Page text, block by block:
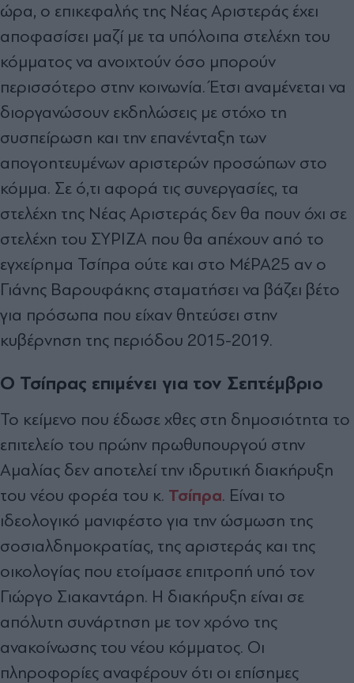
ώρα, ο επικεφαλής της Νέας Αριστεράς έχει
αποφασίσει μαζί με τα υπόλοιπα στελέχη του
κόμματος να ανοιχτούν όσο μπορούν
περισσότερο στην κοινωνία. Έτσι αναμένεται να
διοργανώσουν εκδηλώσεις με στόχο τη
συσπείρωση και την επανένταξη των
απογοητευμένων αριστερών προσώπων στο
κόμμα. Σε ό,τι αφορά τις συνεργασίες, τα
στελέχη της Νέας Αριστεράς δεν θα πουν όχι σε
στελέχη του ΣΥΡΙΖΑ που θα απέχουν από το
εγχείρημα Τσίπρα ούτε και στο ΜέΡΑ25 αν ο
Γιάνης Βαρουφάκης σταματήσει να βάζει βέτο
για πρόσωπα που είχαν θητεύσει στην
κυβέρνηση της περιόδου 2015-2019.
Ο Τσίπρας επιμένει για τον Σεπτέμβριο
Το κείμενο που έδωσε χθες στη δημοσιότητα το
επιτελείο του πρώην πρωθυπουργού στην
Αμαλίας δεν αποτελεί την ιδρυτική διακήρυξη
του νέου φορέα του κ. Τσίπρα. Είναι το
ιδεολογικό μανιφέστο για την ώσμωση της
σοσιαλδημοκρατίας, της αριστεράς και της
οικολογίας που ετοίμασε επιτροπή υπό τον
Γιώργο Σιακαντάρη. Η διακήρυξη είναι σε
απόλυτη συνάρτηση με τον χρόνο της
ανακοίνωσης του νέου κόμματος. Οι
πληροφορίες αναφέρουν ότι οι επίσημες